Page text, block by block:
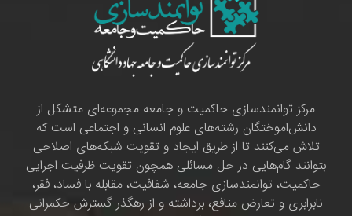
مرکز توانمندسازی حاکمیت و جامعه مجموعه‌ای متشکل از
دانش‌اموختگان رشته‌های علوم انسانی و اجتماعی است که
تلاش می‌کنند تا از طریق ایجاد و تقویت شبکه‌های اصلاحی
بتوانند گام‌هایی در حل مسائلی همچون تقویت ظرفیت اجرایی
حاکمیت، توانمندسازی جامعه، شفافیت، مقابله با فساد، فقر،
نابرابری و تعارض منافع، برداشته و از رهگذر گسترش حکمرانی